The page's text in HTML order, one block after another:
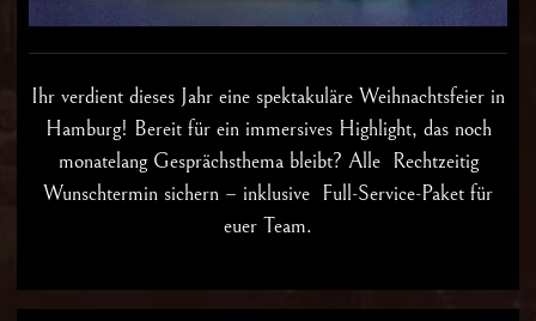
Ihr verdient dieses Jahr eine spektakuläre Weihnachtsfeier in
Hamburg! Bereit für ein immersives Highlight, das noch
monatelang Gesprächsthema bleibt? Alle Rechtzeitig
Wunschtermin sichern – inklusive Full-Service-Paket für
euer Team.